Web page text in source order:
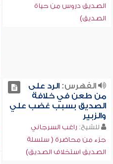
الصديق دروس من حياة
الصديق)
الفهرس:الرد على
من طعن في خلافة
الصديق بسبب غضب علي
والزبير
للشيخ: راغب السرجاني
جزء من محاضرة ( سلسلة
الصديق استخلاف الصديق)